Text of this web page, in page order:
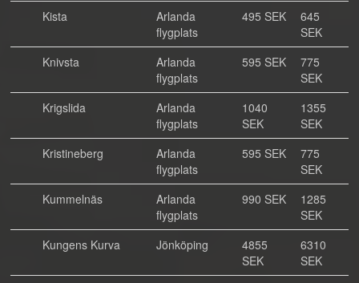
Kista
Arlanda
flygplats
495 SEK
645
SEK
Knivsta
Arlanda
flygplats
595 SEK
775
SEK
Krigslida
Arlanda
flygplats
1040
SEK
1355
SEK
Kristineberg
Arlanda
flygplats
595 SEK
775
SEK
Kummelnäs
Arlanda
flygplats
990 SEK
1285
SEK
Kungens Kurva
Jönköping
4855
SEK
6310
SEK